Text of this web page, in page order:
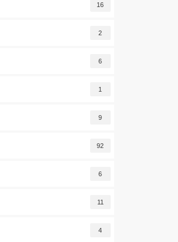
16
2
6
1
9
92
6
11
4